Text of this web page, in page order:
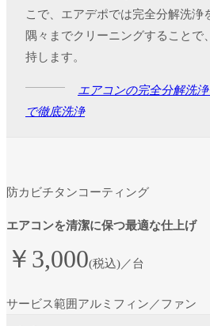
こで、エアデポでは完全分解洗浄
隅々までクリーニングすることで
持します。
エアコンの完全分解洗
で徹底洗浄
防カビチタンコーティング
エアコンを清潔に保つ最適な仕上げ
￥3,000(税込)／台
サービス範囲アルミフィン／ファン